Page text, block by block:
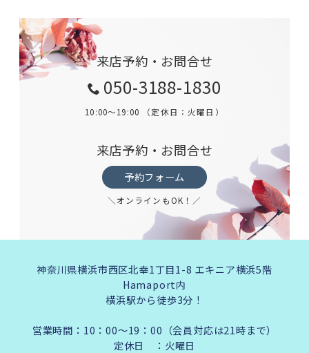
来店予約・お問合せ
050-3188-1830
10:00～19:00 （定休日：火曜日）
来店予約・お問合せ
予約フォーム
＼オンラインもOK！／
神奈川県横浜市西区北幸1丁目1-8 エキニア横浜5階
Hamaport内
横浜駅から徒歩3分！
営業時間：10：00～19：00（会員対応は21時まで）
定休日 ：火曜日